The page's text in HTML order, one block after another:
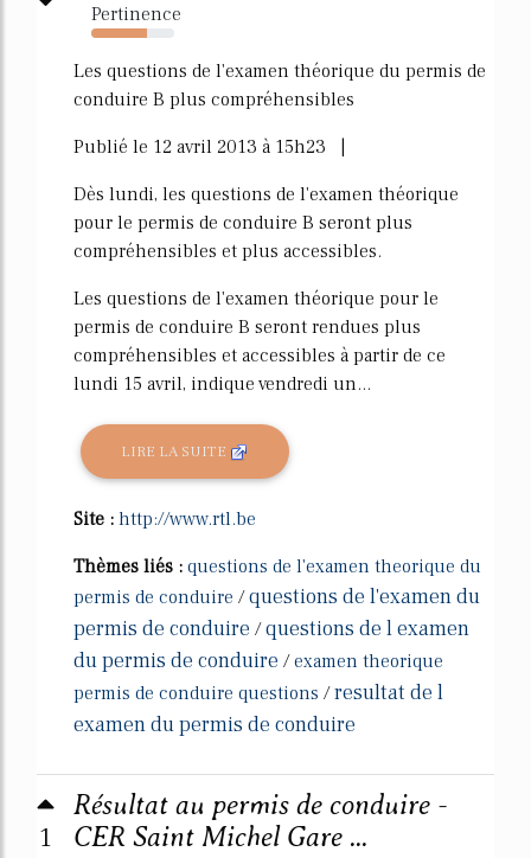
Pertinence
67%
Les questions de l'examen théorique du permis de
conduire B plus compréhensibles
Publié le 12 avril 2013 à 15h23 |
Dès lundi, les questions de l'examen théorique
pour le permis de conduire B seront plus
compréhensibles et plus accessibles.
Les questions de l'examen théorique pour le
permis de conduire B seront rendues plus
compréhensibles et accessibles à partir de ce
lundi 15 avril, indique vendredi un...
LIRE LA SUITE
Site : http://www.rtl.be
Thèmes liés : questions de l'examen theorique du
permis de conduire /questions de l'examen du
permis de conduire /questions de l examen
du permis de conduire /examen theorique
permis de conduire questions /resultat de l
examen du permis de conduire
1
Résultat au permis de conduire -
CER Saint Michel Gare ...